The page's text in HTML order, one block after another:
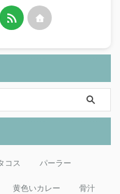
コス パーラー
黄色いカレー 骨汁